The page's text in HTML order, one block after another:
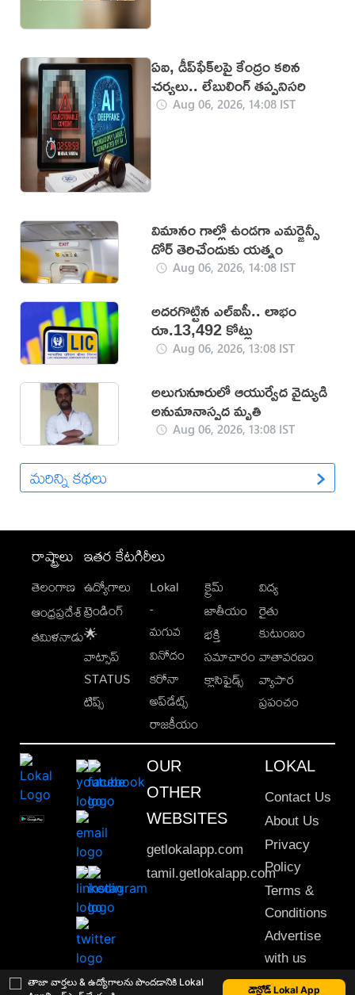
తాజా వార్తలు & ఉద్యోగాలను పొందడానికి Lokal
డౌన్లోడ్ Lokal App
ఏఐ, డీప్‌ఫేక్‌లపై కేంద్రం కఠిన
చర్యలు.. లేబులింగ్ తప్పనిసరి
Aug 06, 2026, 14:08 IST
విమానం గాల్లో ఉండగా ఎమర్జెన్సీ
డోర్ తెరిచేందుకు యత్నం
Aug 06, 2026, 14:08 IST
అదరగొట్టిన ఎల్‌ఐసీ.. లాభం
రూ.13,492 కోట్లు
Aug 06, 2026, 13:08 IST
అలుగునూరులో ఆయుర్వేద వైద్యుడి
అనుమానాస్పద మృతి
Aug 06, 2026, 13:08 IST
మరిన్ని కథలు
రాష్ట్రాలు
తెలంగాణ
ఆంధ్రప్రదేశ్
తమిళనాడు
ఇతర కేటగిరీలు
ఉద్యోగాలు
ట్రెండింగ్
🌟
వాట్సాప్
STATUS
టిప్స్
Lokal
-
మగువ
వినోదం
కరోనా
అప్‌డేట్స్
రాజకీయం
క్రైమ్
జాతీయం
భక్తి
సమాచారం
క్లాసిఫైడ్స్
విద్య
రైతు
కుటుంబం
వాతావరణం
వ్యాపార
ప్రపంచం
OUR
OTHER
WEBSITES
getlokalapp.com
tamil.getlokalapp.com
LOKAL
Contact Us
About Us
Privacy
Policy
Terms &
Conditions
Advertise
with us
Sitemap